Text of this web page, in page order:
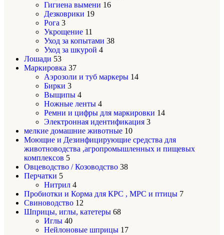
Гигиена вымени 16
Дезковрики 19
Рога 3
Укрощение 11
Уход за копытами 38
Уход за шкурой 4
Лошади 53
Маркировка 37
Аэрозоли и туб маркеры 14
Бирки 3
Выщипы 4
Ножные ленты 4
Ремни и цифры для маркировки 14
Электронная идентификация 3
мелкие домашние животные 10
Моющие и Дезинфицирующие средства для
животноводства ,агропромышленных и пищевых
комплексов 5
Овцеводство / Козоводство 38
Перчатки 5
Нитрил 4
Пробиотки и Корма для КРС , МРС и птицы 7
Свиноводство 12
Шприцы, иглы, катетеры 68
Иглы 40
Нейлоновые шприцы 17